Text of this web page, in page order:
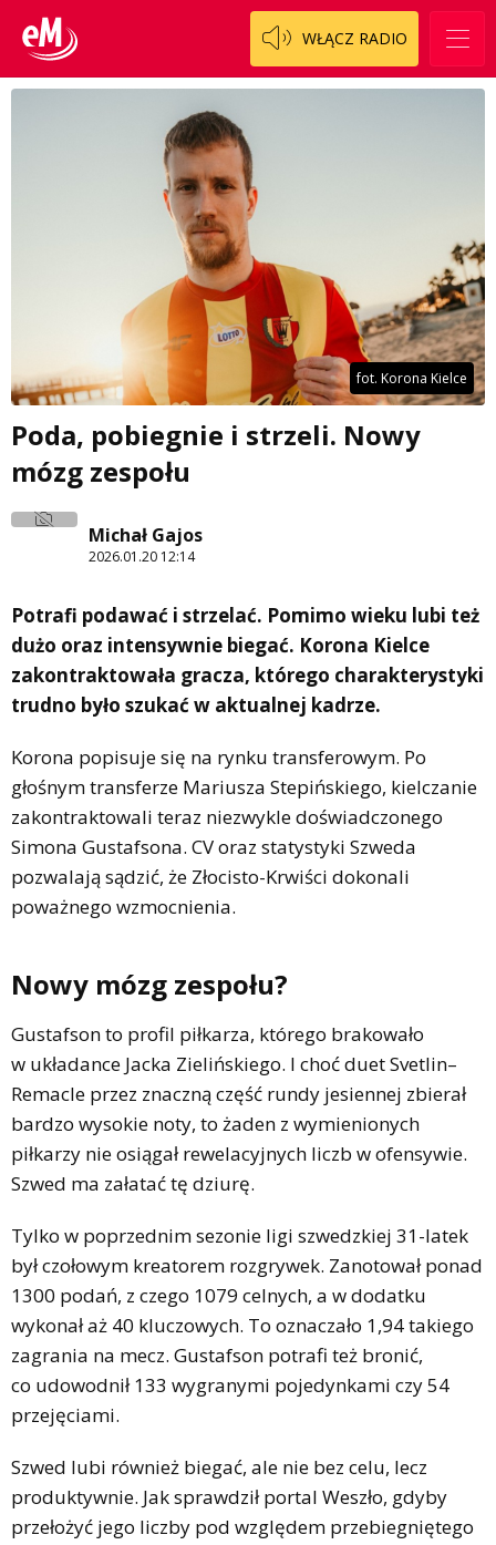
WŁĄCZ RADIO
fot. Korona Kielce
Poda, pobiegnie i strzeli. Nowy
mózg zespołu
Michał Gajos
2026.01.20 12:14
Potrafi podawać i strzelać. Pomimo wieku lubi też
dużo oraz intensywnie biegać. Korona Kielce
zakontraktowała gracza, którego charakterystyki
trudno było szukać w aktualnej kadrze.
Korona popisuje się na rynku transferowym. Po
głośnym transferze Mariusza Stepińskiego, kielczanie
zakontraktowali teraz niezwykle doświadczonego
Simona Gustafsona. CV oraz statystyki Szweda
pozwalają sądzić, że Złocisto-Krwiści dokonali
poważnego wzmocnienia.
Nowy mózg zespołu?
Gustafson to profil piłkarza, którego brakowało
w układance Jacka Zielińskiego. I choć duet Svetlin–
Remacle przez znaczną część rundy jesiennej zbierał
bardzo wysokie noty, to żaden z wymienionych
piłkarzy nie osiągał rewelacyjnych liczb w ofensywie.
Szwed ma załatać tę dziurę.
Tylko w poprzednim sezonie ligi szwedzkiej 31-latek
był czołowym kreatorem rozgrywek. Zanotował ponad
1300 podań, z czego 1079 celnych, a w dodatku
wykonał aż 40 kluczowych. To oznaczało 1,94 takiego
zagrania na mecz. Gustafson potrafi też bronić,
co udowodnił 133 wygranymi pojedynkami czy 54
przejęciami.
Szwed lubi również biegać, ale nie bez celu, lecz
produktywnie. Jak sprawdził portal Weszło, gdyby
przełożyć jego liczby pod względem przebiegniętego